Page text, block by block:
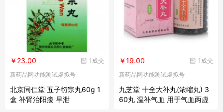
1成交
￥23.00
新药品网功能测试虚拟号
北京同仁堂 五子衍宗丸60g 1
盒 补肾治阳痿 早泄
1成交
￥19.00
新药品网功能测试虚拟号
九芝堂 十全大补丸(浓缩丸) 3
60丸 温补气血 用于气血两虚